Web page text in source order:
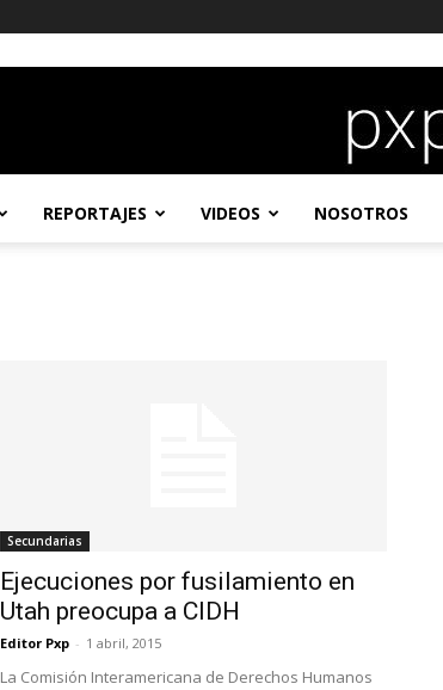
REPORTAJES VIDEOS NOSOTROS
Secundarias
Ejecuciones por fusilamiento en
Utah preocupa a CIDH
Editor Pxp - 1 abril, 2015
La Comisión Interamericana de Derechos Humanos